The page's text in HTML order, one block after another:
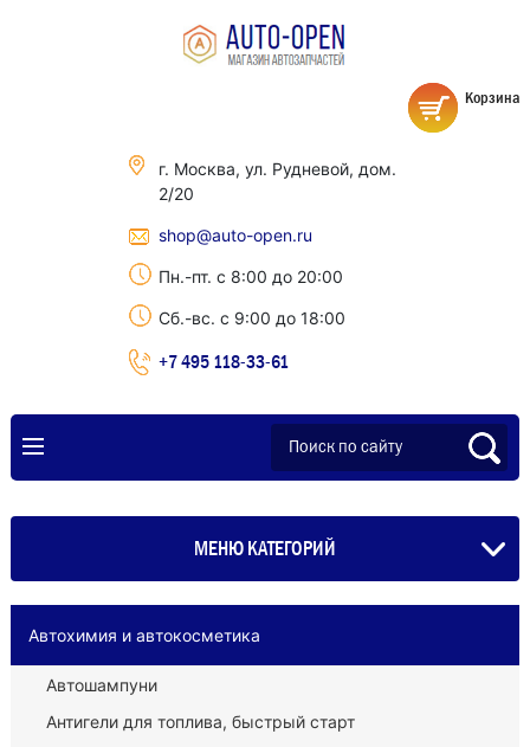
г. Москва, ул. Рудневой, дом.
2/20
shop@auto-open.ru
Пн.-пт. с 8:00 до 20:00
Сб.-вс. с 9:00 до 18:00
+7 495 118-33-61
Корзина
МЕНЮ КАТЕГОРИЙ
Автохимия и автокосметика
Автошампуни
Антигели для топлива, быстрый старт